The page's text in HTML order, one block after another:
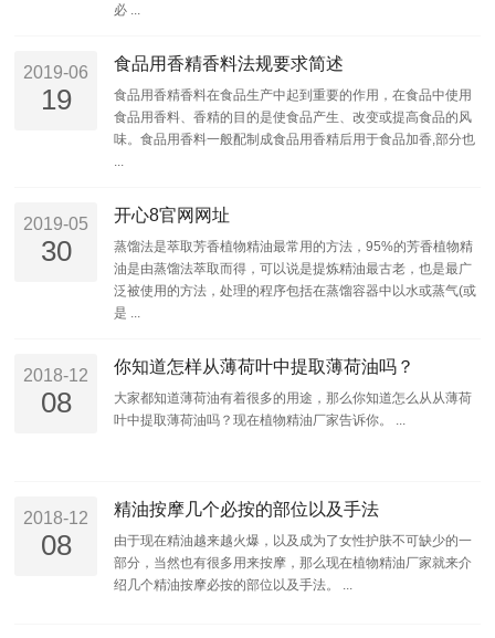
必 ...
2019-06
19
食品用香精香料法规要求简述
食品用香精香料在食品生产中起到重要的作用，在食品中使用
食品用香料、香精的目的是使食品产生、改变或提高食品的风
味。食品用香料一般配制成食品用香精后用于食品加香,部分也
2019-05
30
开心8官网网址
蒸馏法是萃取芳香植物精油最常用的方法，95%的芳香植物精
油是由蒸馏法萃取而得，可以说是提炼精油最古老，也是最广
泛被使用的方法，处理的程序包括在蒸馏容器中以水或蒸气(或
是 ...
2018-12
08
你知道怎样从薄荷叶中提取薄荷油吗？
大家都知道薄荷油有着很多的用途，那么你知道怎么从从薄荷
叶中提取薄荷油吗？现在植物精油厂家告诉你。 ...
2018-12
08
精油按摩几个必按的部位以及手法
由于现在精油越来越火爆，以及成为了女性护肤不可缺少的一
部分，当然也有很多用来按摩，那么现在植物精油厂家就来介
绍几个精油按摩必按的部位以及手法。 ...